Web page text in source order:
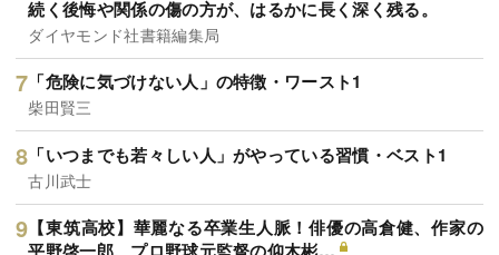
続く後悔や関係の傷の方が、はるかに長く深く残る。
ダイヤモンド社書籍編集局
「危険に気づけない人」の特徴・ワースト1
柴田賢三
「いつまでも若々しい人」がやっている習慣・ベスト1
古川武士
【東筑高校】華麗なる卒業生人脈！俳優の高倉健、作家の